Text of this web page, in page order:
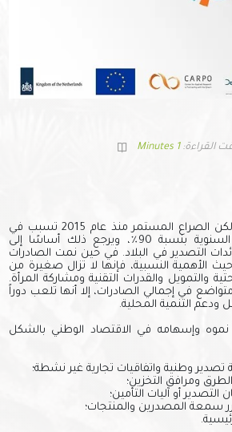
القراءة:1 Minutes
عانى قطاع التصدير اليمني منذ فترة طويلة من نقاط ضعف هيكلية، لكن الصراع المستمر منذ عام 2015 تسبب في
انهيار اقتصادي كبير. بين عامي 2013 و 2023، انخفضت الصادرات السنوية بنسبة 90٪، ويرجع ذلك أساسًا إلى
النفط والغاز، والتي شكلت تاريخيًا 80٪ من عائدات التصدير في البلاد. في حين نمت الصادرات
الأهمية النسبية، فإنها لا تزال صغيرة من
والتمويل والقدرات التقنية ومشاركة المرأة.
في إجمالي الصادرات، إلا أنها تلعب دوراً
ودعم التنمية المحلية.
وإسهامه في الاقتصاد الوطني بالشكل
وطنية واتفاقيات تجارية غير نشطة؛
ومرافق التخزين؛
أو آليات التأمين؛
سمعة المصدرين والمنتجات؛